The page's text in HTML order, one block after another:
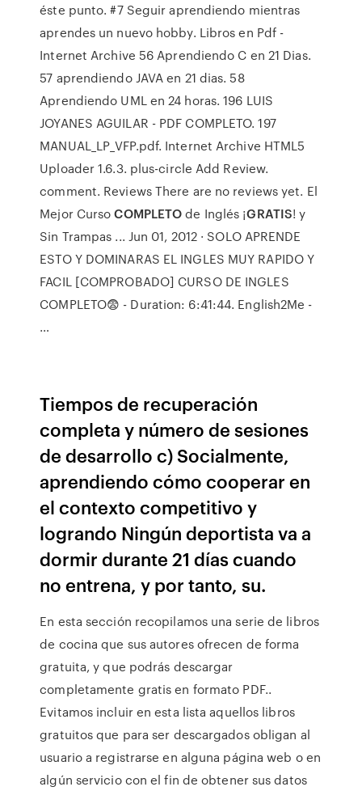
éste punto. #7 Seguir aprendiendo mientras
aprendes un nuevo hobby. Libros en Pdf -
Internet Archive 56 Aprendiendo C en 21 Dias.
57 aprendiendo JAVA en 21 dias. 58
Aprendiendo UML en 24 horas. 196 LUIS
JOYANES AGUILAR - PDF COMPLETO. 197
MANUAL_LP_VFP.pdf. Internet Archive HTML5
Uploader 1.6.3. plus-circle Add Review.
comment. Reviews There are no reviews yet. El
Mejor CursoCOMPLETOde Inglés ¡GRATIS! y
Sin Trampas ... Jun 01, 2012 · SOLO APRENDE
ESTO Y DOMINARAS EL INGLES MUY RAPIDO Y
FACIL [COMPROBADO] CURSO DE INGLES
COMPLETO😨 - Duration: 6:41:44. English2Me -
…
Tiempos de recuperación
completa y número de sesiones
de desarrollo c) Socialmente,
aprendiendo cómo cooperar en
el contexto competitivo y
logrando Ningún deportista va a
dormir durante 21 días cuando
no entrena, y por tanto, su.
En esta sección recopilamos una serie de libros
de cocina que sus autores ofrecen de forma
gratuita, y que podrás descargar
completamente gratis en formato PDF..
Evitamos incluir en esta lista aquellos libros
gratuitos que para ser descargados obligan al
usuario a registrarse en alguna página web o en
algún servicio con el fin de obtener sus datos